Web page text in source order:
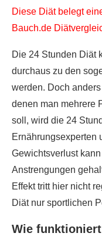
Diese Diät belegt
Bauch.de
Die 24 Stunden Diät
durchaus zu den
werden. Doch
denen man mehrere
soll, wird die 24
Ernährungsexperten
Gewichtsverlust
Anstrengungen
Effekt tritt hier nicht
Diät nur sportlichen
Wie